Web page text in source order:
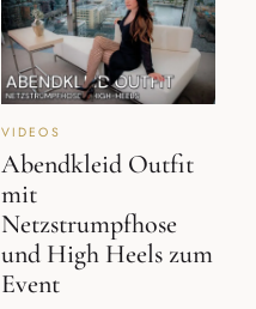
VIDEOS
Abendkleid Outfit
mit
Netzstrumpfhose
und High Heels zum
Event